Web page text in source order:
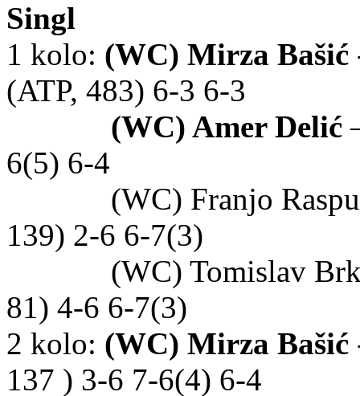
Singl
1 kolo: (WC) Mirza Bašić
(ATP, 483) 6-3 6-3
(WC) Amer Delić
6(5) 6-4
(WC) Franjo
139) 2-6 6-7(3)
(WC) Tomislav Brkić
81) 4-6 6-7(3)
2 kolo: (WC) Mirza Bašić
137 ) 3-6 7-6(4) 6-4